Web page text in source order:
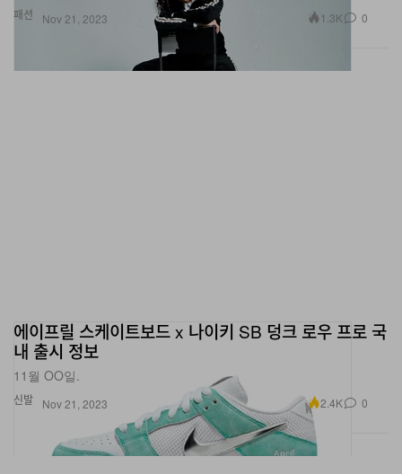
패션 Nov 21, 2023 1.3K 0
신발
에이프릴 스케이트보드 x 나이키 SB 덩크 로우 프로 국
내 출시 정보
11월 OO일.
Nov 21, 2023 2.4K 0